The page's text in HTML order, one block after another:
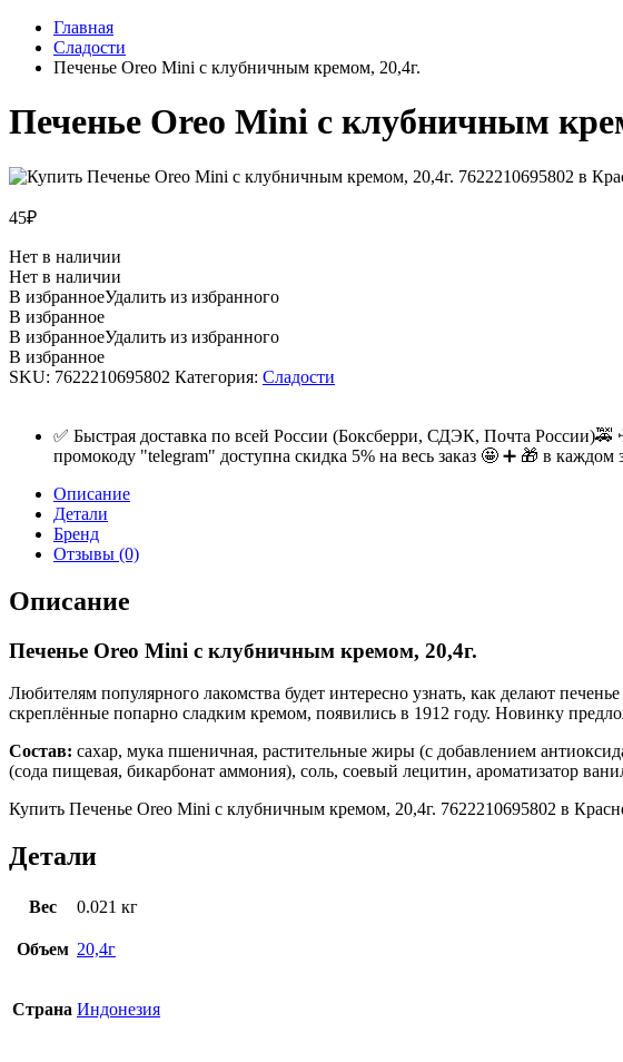
Главная
Сладости
Печенье Oreo Mini с клубничным кремом, 20,4г.
Печенье Oreo Mini с клубничным
45₽
Нет в наличии
Нет в наличии
В избранноеУдалить из избранного
В избранное
В избранноеУдалить из избранного
В избранное
SKU: 7622210695802 Категория: Сладости
✅ Быстрая доставка по всей России (Боксберри, СДЭК, Почта
промокоду "telegram" доступна скидка 5% на весь заказ 🤩 ➕ 🎁 в каждом
Описание
Детали
Бренд
Отзывы (0)
Описание
Печенье Oreo Mini с клубничным кремом, 20,4г.
Любителям популярного лакомства будет интересно узнать, как делают
скреплённые попарно сладким кремом, появились в 1912 году. Новинку
Состав: сахар, мука пшеничная, растительные жиры (с добавлением
(сода пищевая, бикарбонат аммония), соль, соевый лецитин, ароматизатор
Купить Печенье Oreo Mini с клубничным кремом, 20,4г. 7622210695802 в
Детали
Вес 0.021 кг
Объем 20,4г
Страна Индонезия